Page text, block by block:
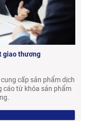
giao thương
cấp sản phẩm dịch
cáo từ khóa sản phẩm